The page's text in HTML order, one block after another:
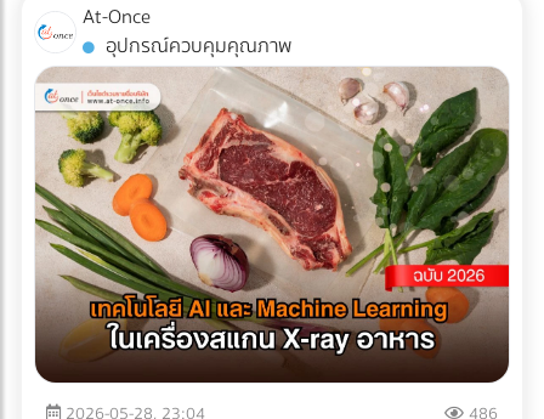
หรือรถตอกเสาเข็ม จมน้ำ นี่คือกรณีศึกษาและบทเรียนการจัดการ
พื้นที่ก่อสร้าง ว่าด้วย วิธีป้องกันเครื่องจักรเสียหายจากน้ำท่วม
ด้วยการวาง ระบบระบายน้ำ (Drainage System) อย่างมืออาชีพ
ปัญหาและความท้าทายของพื้นที่ลุ่มต่ำ ไซต์งานในพื้นที่ลุ่มต่ำมัก
เผชิญกับสภาพดินเหนียวที่อุ้มน้ำ (ไม่ซึมน้ำ) และมีระดับน้ำใต้ดิน
สูง เมื่อเกิดฝนตกหนัก น้ำจะขังตัวอย่างรวดเร็ว ทำให้ดินทรุดตัว
เครื่องจักรหนักติดหล่ม และเกิด Downtime หรือเวลาที่สูญเปล่า
ของโครงการที่ประเมินค่าไม่ได้ กล่าวคือ ปัญหาน้ำท่วมขังในพื้นที่
ลุ่มต่ำ ไม่ได้สร้างความเสียหายแค่ค่าซ่อมบำรุงเครื่องจักรเท่านั้น
แต่ทุกชั่วโมงที่รถขุดหรือรถเบคโฮต้องจอดนิ่งสนิท นั่นหมายถึง
ค่าแรงคนงานที่เสียเปล่า ค่าเช่าเครื่องจักรที่บานปลาย และความ
เสี่ยงที่จะโดนค่าปรับจากความล่าช้าในการส่งมอบโครงการ การ
ลงทุนวางระบบระบายน้ำที่ได้มาตรฐานตั้งแต่เนิ่นๆ จึงเป็นการซื้อ
ความเสี่ยงที่คุ้มค่าที่สุด กรณีศึกษาจำลอง: การวางระบบระบาย
At-Once
อุปกรณ์ควบคุมคุณภาพ